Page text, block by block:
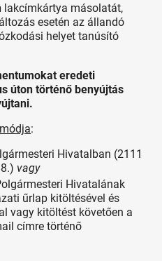
lakcímkártya másolatát,
esetén az állandó
helyet tanúsító
eredeti
úton történő benyújtás
:
Hivatalban (2111
vagy
Hivatalának
űrlap kitöltésével és
vagy kitöltést követően a
címre történő